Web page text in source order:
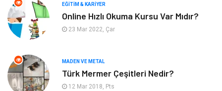
Finans & Ekonomi
Endüstriyel Ürünler
Aksesuar
Nakliyat
EĞITIM & KARIYER
Online Hızlı Okuma Kursu Var Mıdır?
23 Mar 2022, Çar
MADEN VE METAL
Türk Mermer Çeşitleri Nedir?
12 Mar 2018, Pts